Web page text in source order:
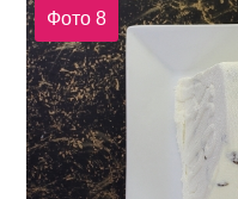
Фото 8